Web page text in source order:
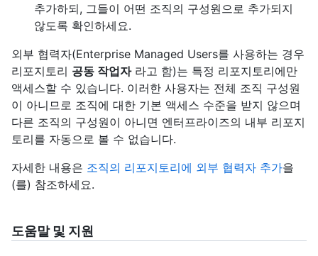
추가하되, 그들이 어떤 조직의 구성원으로 추가되지
않도록 확인하세요.
외부 협력자(Enterprise Managed Users를 사용하는 경우
리포지토리 공동 작업자라고 함)는 특정 리포지토리에만
액세스할 수 있습니다. 이러한 사용자는 전체 조직 구성원
이 아니므로 조직에 대한 기본 액세스 수준을 받지 않으며
다른 조직의 구성원이 아니면 엔터프라이즈의 내부 리포지
토리를 자동으로 볼 수 없습니다.
자세한 내용은 조직의 리포지토리에 외부 협력자 추가을
(를) 참조하세요.
도움말 및 지원